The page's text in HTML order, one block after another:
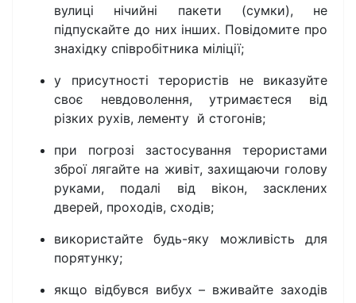
вулиці нічийні пакети (сумки), не
підпускайте до них інших. Повідомите про
знахідку співробітника міліції;
у присутності терористів не виказуйте
своє невдоволення, утримаєтеся від
різких рухів, лементу й стогонів;
при погрозі застосування терористами
зброї лягайте на живіт, захищаючи голову
руками, подалі від вікон, засклених
дверей, проходів, сходів;
використайте будь-яку можливість для
порятунку;
якщо відбувся вибух – вживайте заходів